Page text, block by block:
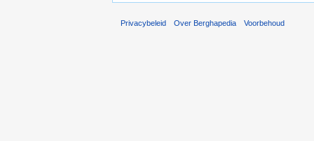
Privacybeleid Over Berghapedia Voorbehoud